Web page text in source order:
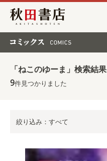
秋田書店
「ねこのゆーま」検索結果
9件見つかりました
絞り込み：すべて